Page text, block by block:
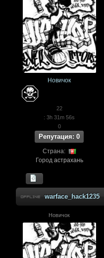
Новичок
22
: 3h 31m 56s
0
Репутация: 0
Страна:
Город астрахань
warface_hack1235
Новичок